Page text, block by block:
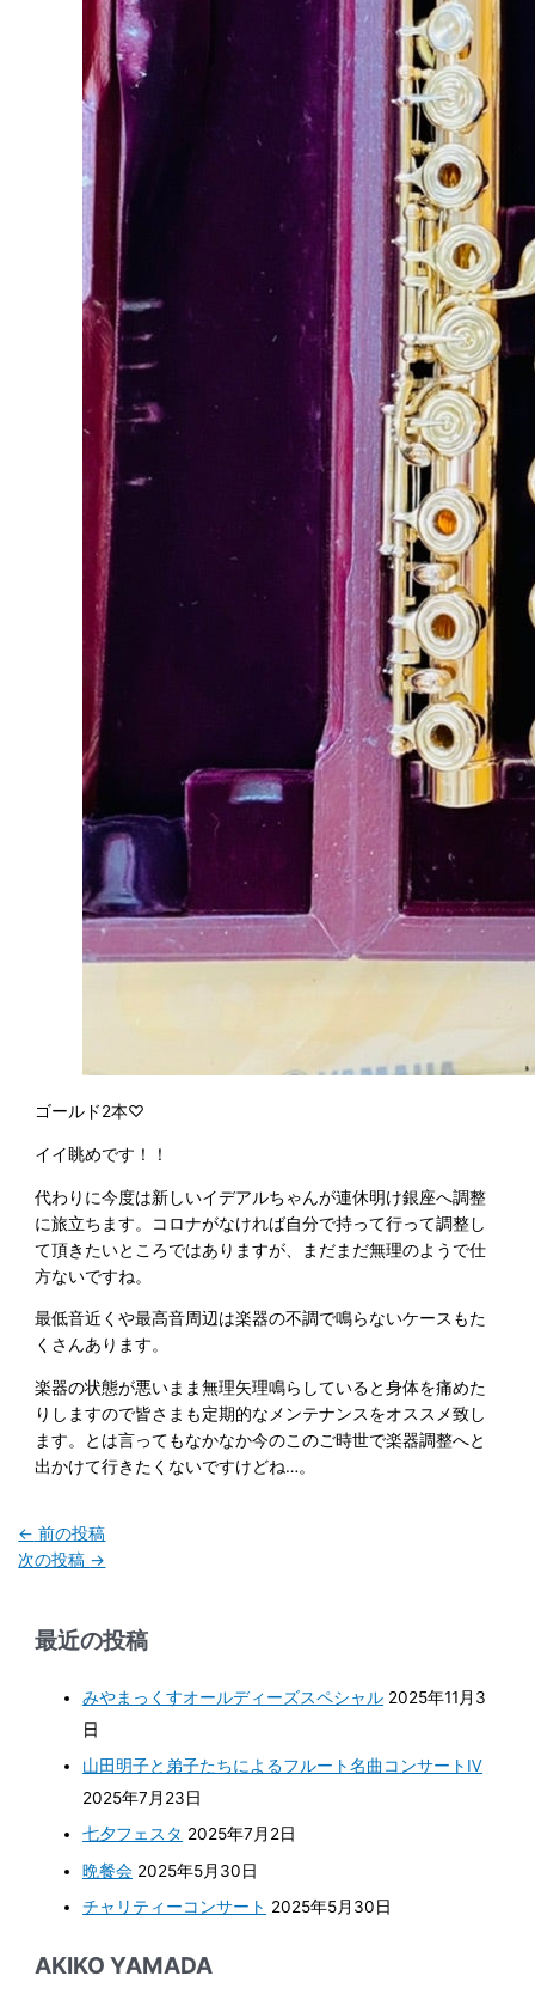
ゴールド2本♡
イイ眺めです！！
代わりに今度は新しいイデアルちゃんが連休明け銀座へ調整
に旅立ちます。コロナがなければ自分で持って行って調整し
て頂きたいところではありますが、まだまだ無理のようで仕
方ないですね。
最低音近くや最高音周辺は楽器の不調で鳴らないケースもた
くさんあります。
楽器の状態が悪いまま無理矢理鳴らしていると身体を痛めた
りしますので皆さまも定期的なメンテナンスをオススメ致し
ます。とは言ってもなかなか今のこのご時世で楽器調整へと
出かけて行きたくないですけどね…。
← 前の投稿
次の投稿 →
最近の投稿
みやまっくすオールディーズスペシャル 2025年11月3
日
山田明子と弟子たちによるフルート名曲コンサートⅣ
2025年7月23日
七夕フェスタ 2025年7月2日
晩餐会 2025年5月30日
チャリティーコンサート 2025年5月30日
AKIKO YAMADA